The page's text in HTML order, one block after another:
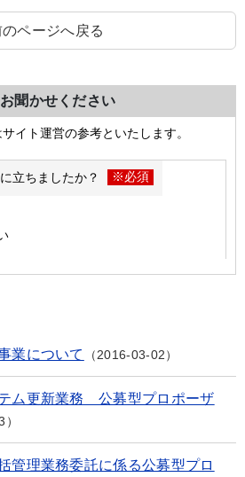
のページへ戻る
聞かせください
業について 2016-03-02
ム更新業務 公募型プロポーザ
管理業務委託に係る公募型プロ